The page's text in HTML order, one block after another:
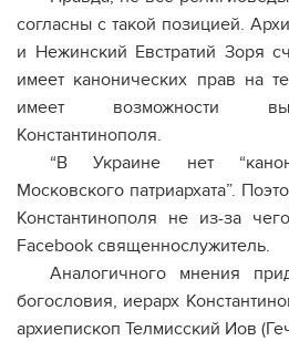
согласны с такой позицией.
и Нежинский Евстратий Зоря
имеет канонических прав на
имеет возможности
Константинополя.
“В Украине нет
Московского патриархата”.
Константинополя не из-за
Facebook священнослужитель.
Аналогичного мнения
богословия, иерарх
архиепископ Телмисский Иов